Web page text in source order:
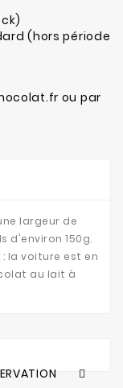
(hors période
ou par
largeur de
d'environ 150g.
la voiture est en
au lait à